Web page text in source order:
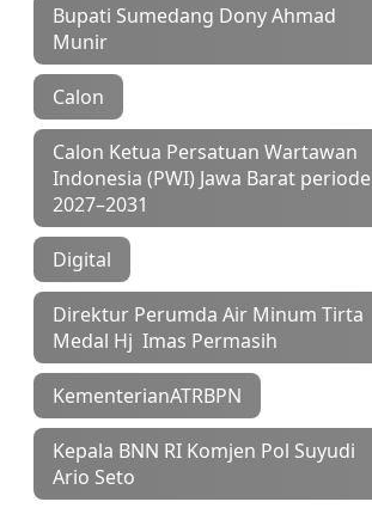
Bupati Sumedang Dony Ahmad
Munir
Calon
Calon Ketua Persatuan Wartawan
Indonesia (PWI) Jawa Barat periode
2027–2031
Digital
Direktur Perumda Air Minum Tirta
Medal Hj Imas Permasih
KementerianATRBPN
Kepala BNN RI Komjen Pol Suyudi
Ario Seto